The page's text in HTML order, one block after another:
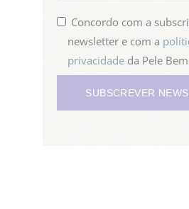
Concordo com a
newsletter e com a
privacidade da Pele
SUBSCREVER